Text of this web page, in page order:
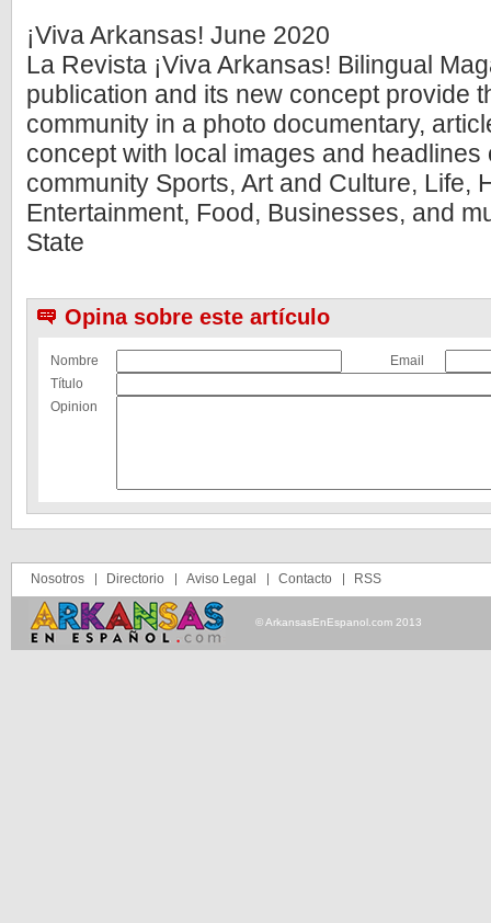
¡Viva Arkansas! June 2020
La Revista ¡Viva Arkansas! Bilingual
publication and its new concept provide
community in a photo documentary,
concept with local images and
community Sports, Art and Culture, Life,
Entertainment, Food, Businesses, and
State
Opina sobre este artículo
Nombre
Email
Título
Opinion
Nosotros Directorio Aviso Legal Contacto RSS
© ArkansasEnEspanol.com 2013